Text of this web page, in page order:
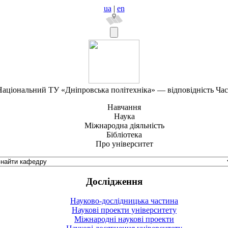
ua | en
ТУ «Дніпровська політехніка» — відповідність
Навчання
Наука
Міжнародна діяльність
Бібліотека
Про університет
Дослідження
Науково-дослідницька частина
Наукові проекти університету
Міжнародні наукові проекти